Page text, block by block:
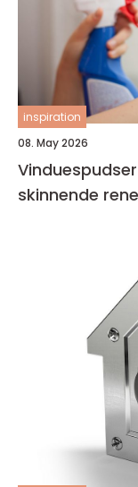
inspiration
08. May 2026
skinnende